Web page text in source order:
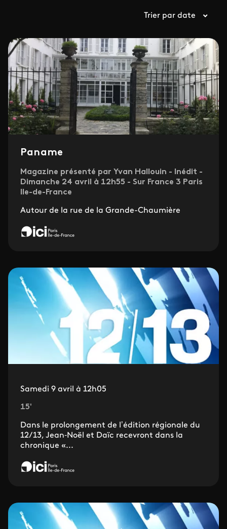
Trier par date
Paname
Magazine présenté par Yvan Hallouin - Inédit -
Dimanche 24 avril à 12h55 - Sur France 3 Paris
Ile-de-France
Autour de la rue de la Grande-Chaumière
Samedi 9 avril à 12h05
15'
Dans le prolongement de l’édition régionale du
12/13, Jean‐Noël et Daïc recevront dans la
chronique «...